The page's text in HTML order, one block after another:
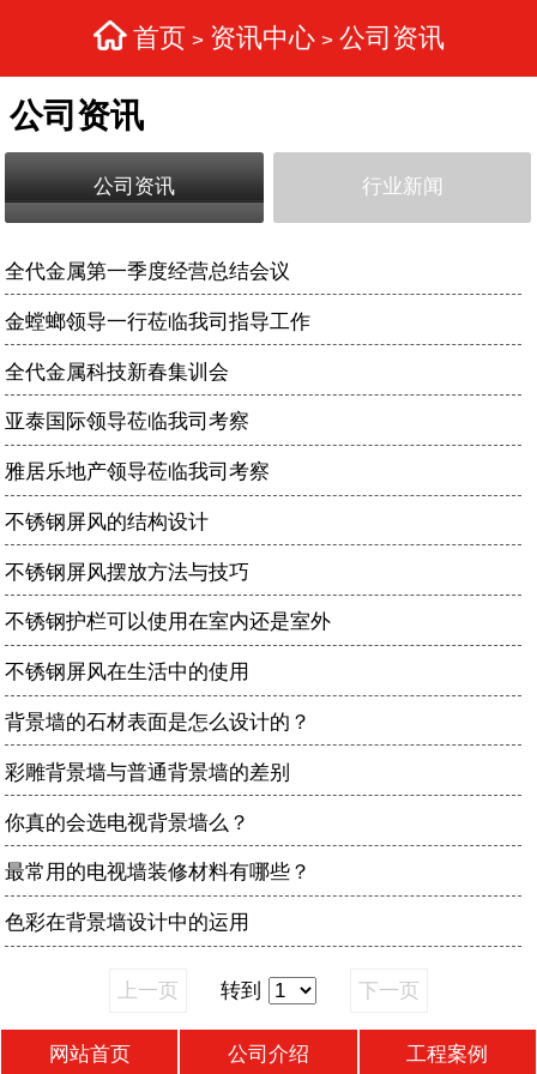
首页 > 资讯中心> 公司资讯
公司资讯
公司资讯 行业新闻
全代金属第一季度经营总结会议
金螳螂领导一行莅临我司指导工作
全代金属科技新春集训会
亚泰国际领导莅临我司考察
雅居乐地产领导莅临我司考察
不锈钢屏风的结构设计
不锈钢屏风摆放方法与技巧
不锈钢护栏可以使用在室内还是室外
不锈钢屏风在生活中的使用
背景墙的石材表面是怎么设计的？
彩雕背景墙与普通背景墙的差别
你真的会选电视背景墙么？
最常用的电视墙装修材料有哪些？
色彩在背景墙设计中的运用
上一页 转到 下一页
网站首页 公司介绍 工程案例